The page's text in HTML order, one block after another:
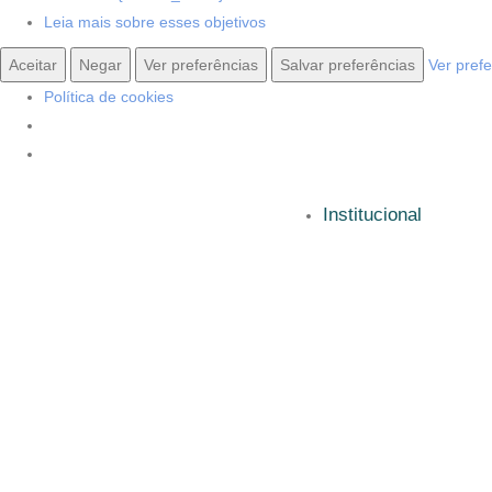
Leia mais sobre esses objetivos
Aceitar Negar Ver preferências Salvar preferências
Ver
Política de cookies
Institucional